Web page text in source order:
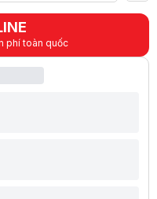
phí toàn quốc